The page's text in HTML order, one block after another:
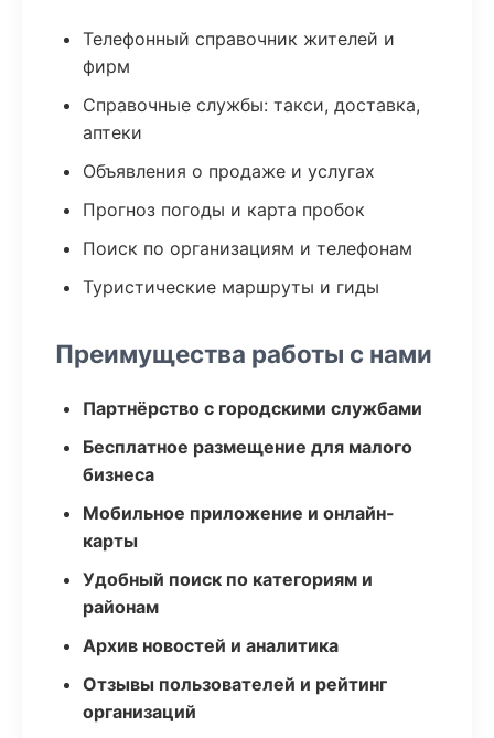
Телефонный справочник жителей и
фирм
Справочные службы: такси, доставка,
аптеки
Объявления о продаже и услугах
Прогноз погоды и карта пробок
Поиск по организациям и телефонам
Туристические маршруты и гиды
Преимущества работы с нами
Партнёрство с городскими службами
Бесплатное размещение для малого
бизнеса
Мобильное приложение и онлайн-
карты
Удобный поиск по категориям и
районам
Архив новостей и аналитика
Отзывы пользователей и рейтинг
организаций